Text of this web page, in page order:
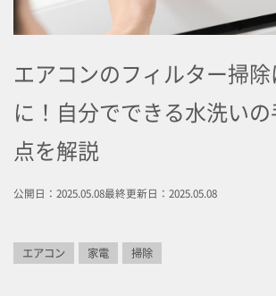
エアコンのフィルター掃
に！自分でできる水洗い
点を解説
公開日：2025.05.08最終更新日：2025.05.08
エアコン 家電 掃除